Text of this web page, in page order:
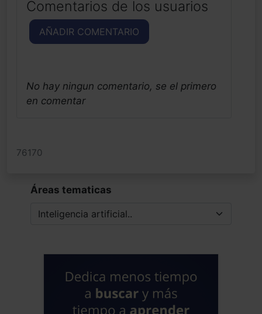
Comentarios de los usuarios
AÑADIR COMENTARIO
No hay ningun comentario, se el primero
en comentar
76170
Áreas tematicas